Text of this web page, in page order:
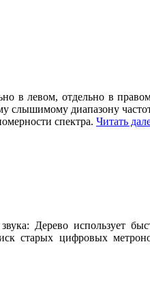
в левом, отдельно в
слышимому диапазону
спектра. Читать
Дерево использует
старых цифровых